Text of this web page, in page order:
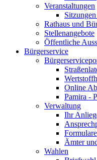
Veranstaltungen
Rathaus und
Stellenangebote
Öffentliche
Bürgerservice
Online
Pamira -
Verwaltung
Ihr
Formulare
Ämter
Wahlen